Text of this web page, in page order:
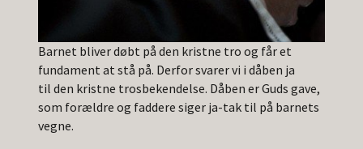
Barnet bliver døbt på den kristne tro og får et
fundament at stå på. Derfor svarer vi i dåben ja
til den kristne trosbekendelse. Dåben er Guds gave,
som forældre og faddere siger ja-tak til på barnets
vegne.